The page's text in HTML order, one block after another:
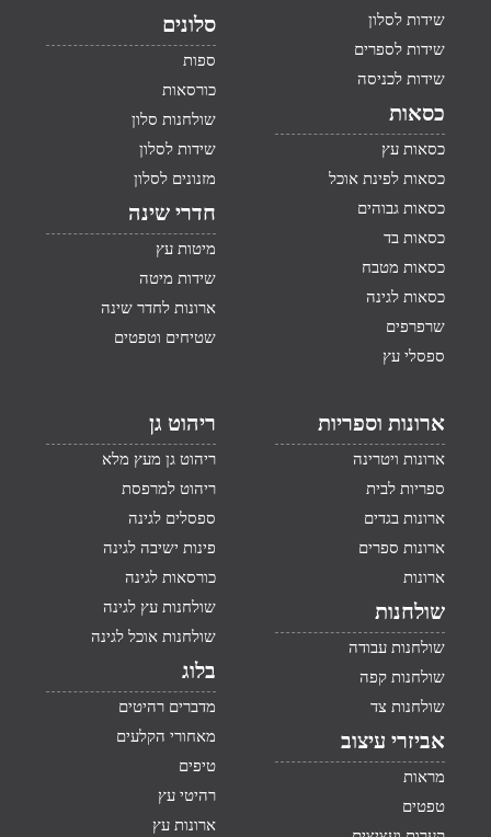
שידות לסלון
שידות לספרים
שידות לכניסה
כסאות
כסאות עץ
כסאות לפינת אוכל
כסאות גבוהים
כסאות בד
כסאות מטבח
כסאות לגינה
שרפרפים
ספסלי עץ
סלונים
ספות
כורסאות
שולחנות סלון
שידות לסלון
מזנונים לסלון
חדרי שינה
מיטות עץ
שידות מיטה
ארונות לחדר שינה
שטיחים וטפטים
ארונות וספריות
ארונות ויטרינה
ספריות לבית
ארונות בגדים
ארונות ספרים
ארונות
שולחנות
שולחנות עבודה
שולחנות קפה
שולחנות צד
אביזרי עיצוב
מראות
טפטים
ריהוט גן
ריהוט גן מעץ מלא
ריהוט למרפסת
ספסלים לגינה
פינות ישיבה לגינה
כורסאות לגינה
שולחנות עץ לגינה
שולחנות אוכל לגינה
בלוג
מדברים רהיטים
מאחורי הקלעים
טיפים
רהיטי עץ
ארונות עץ